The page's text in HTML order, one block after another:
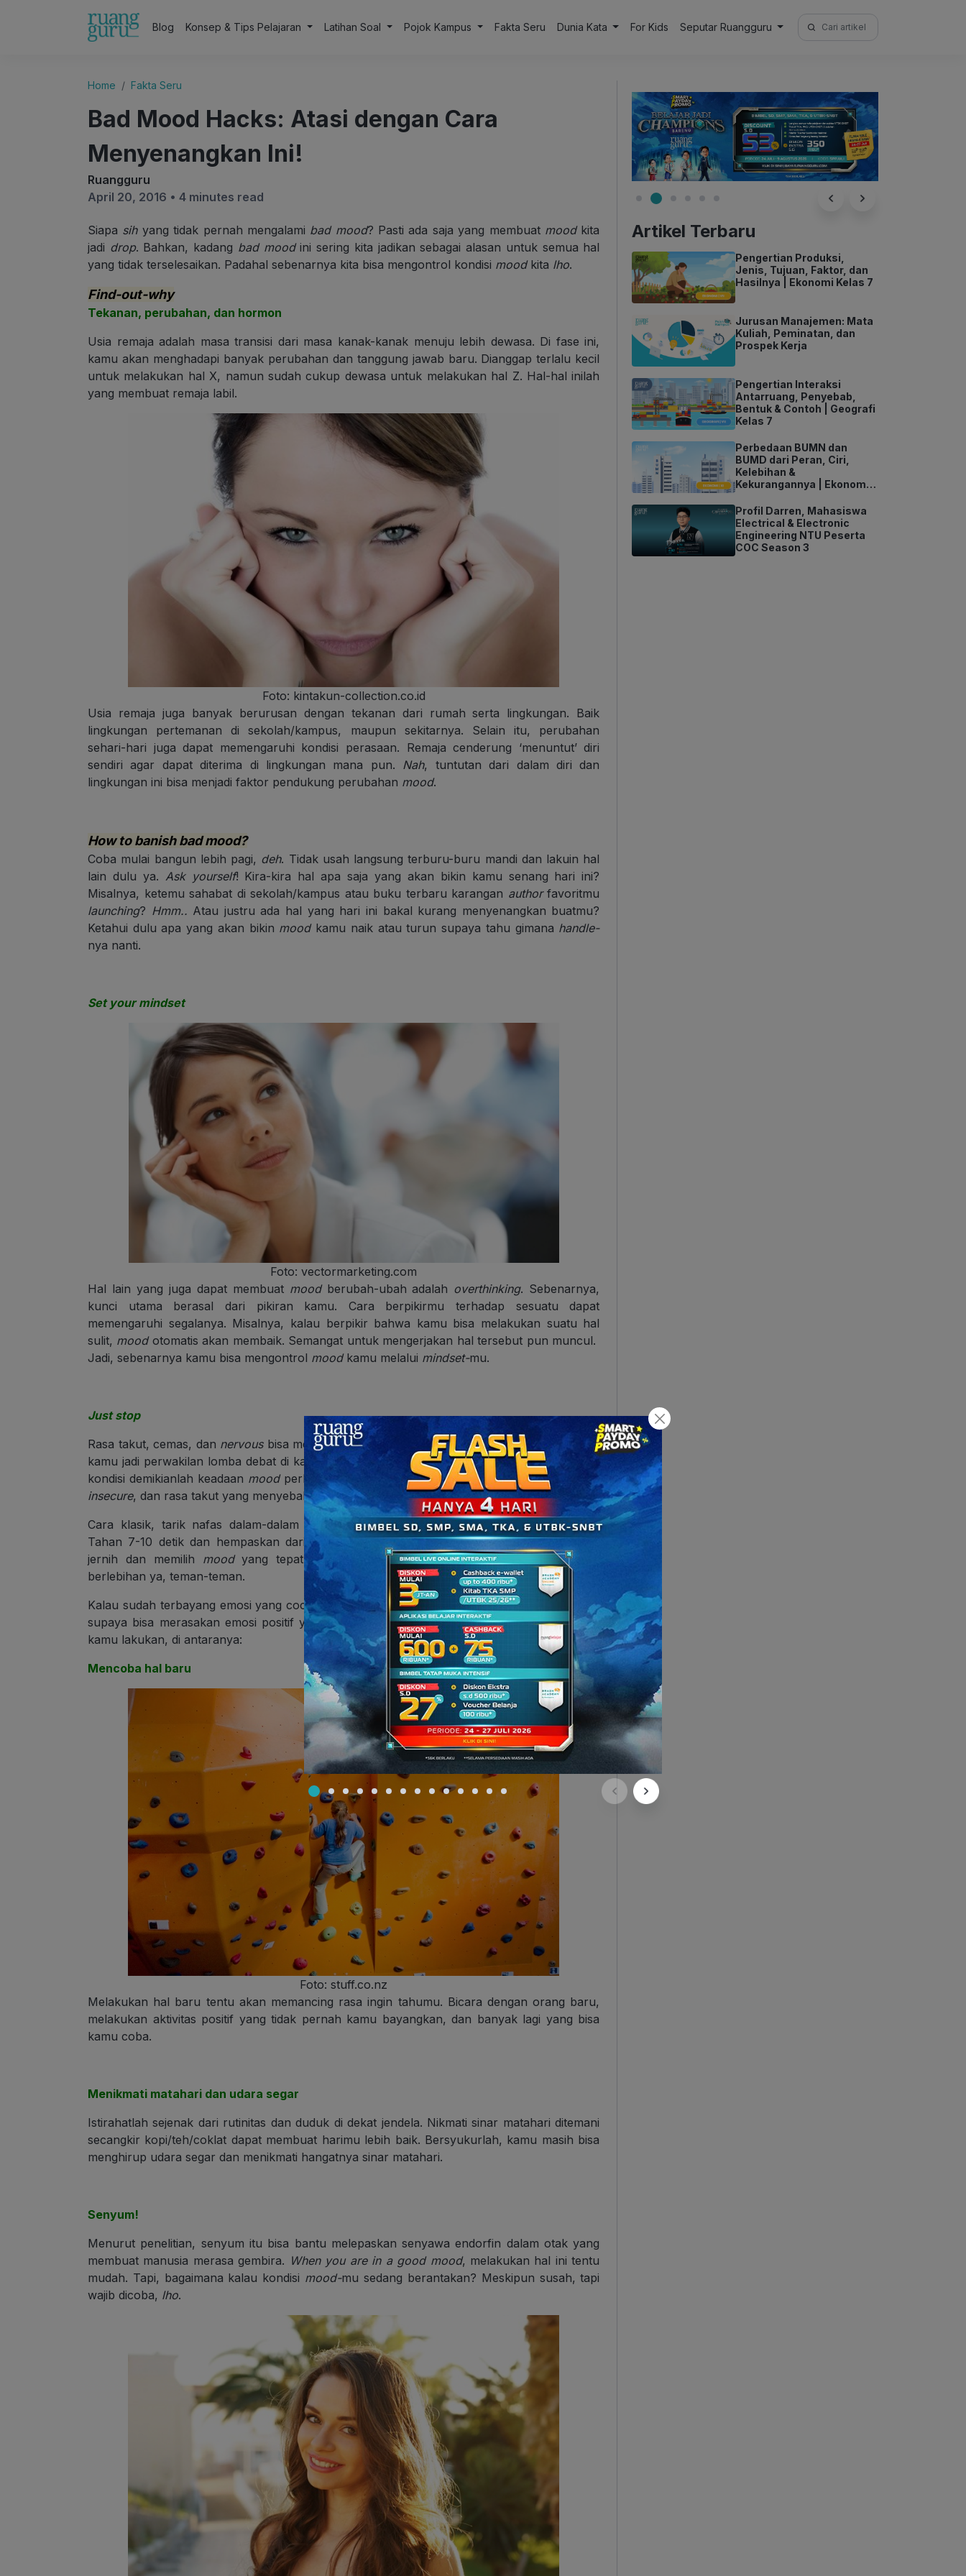
Blog Konsep & Tips Pelajaran Latihan Soal Pojok Kampus Fakta Seru Dunia Kata For Kids Seputar Ruangguru
Search
for:
Home Fakta Seru
Bad Mood Hacks: Atasi dengan Cara
Menyenangkan Ini!
Ruangguru
April 20, 2016 • 4 minutes read
Siapa sih yang tidak pernah mengalami bad mood? Pasti ada saja yang membuat moodkita
jadi drop. Bahkan, kadang bad moodini sering kita jadikan sebagai alasan untuk semua hal
yang tidak terselesaikan. Padahal sebenarnya kita bisa mengontrol kondisi moodkita lho.
Find-out-why
Tekanan, perubahan, dan hormon
Usia remaja adalah masa transisi dari masa kanak-kanak menuju lebih dewasa. Di fase ini,
kamu akan menghadapi banyak perubahan dan tanggung jawab baru. Dianggap terlalu kecil
untuk melakukan hal X, namun sudah cukup dewasa untuk melakukan hal Z. Hal-hal inilah
yang membuat remaja labil.
Foto: kintakun-collection.co.id
Usia remaja juga banyak berurusan dengan tekanan dari rumah serta lingkungan. Baik
lingkungan pertemanan di sekolah/kampus, maupun sekitarnya. Selain itu, perubahan
sehari-hari juga dapat memengaruhi kondisi perasaan. Remaja cenderung ‘menuntut’ diri
sendiri agar dapat diterima di lingkungan mana pun. Nah, tuntutan dari dalam diri dan
lingkungan ini bisa menjadi faktor pendukung perubahan mood.
How to banish bad mood?
Coba mulai bangun lebih pagi, deh. Tidak usah langsung terburu-buru mandi dan lakuin hal
lain dulu ya. Ask yourself! Kira-kira hal apa saja yang akan bikin kamu senang hari ini?
Misalnya, ketemu sahabat di sekolah/kampus atau buku terbaru karangan authorfavoritmu
launching? Hmm.. Atau justru ada hal yang hari ini bakal kurang menyenangkan buatmu?
Ketahui dulu apa yang akan bikin moodkamu naik atau turun supaya tahu gimana handle-
nya nanti.
Set your mindset
Foto: vectormarketing.com
Hal lain yang juga dapat membuat moodberubah-ubah adalah overthinking. Sebenarnya,
kunci utama berasal dari pikiran kamu. Cara berpikirmu terhadap sesuatu dapat
memengaruhi segalanya. Misalnya, kalau berpikir bahwa kamu bisa melakukan suatu hal
sulit, moodotomatis akan membaik. Semangat untuk mengerjakan hal tersebut pun muncul.
Jadi, sebenarnya kamu bisa mengontrol moodkamu melalui mindset-mu.
Just stop
Rasa takut, cemas, dan nervousbisa mengarah ke penurunan kondisimoodkamu. Misalnya,
kamu jadi perwakilan lomba debat di kampus atau mau menghadiri wawancara kerja.
Nah
, di
kondisi demikianlah keadaan moodperlu dikontrol. Coba hilangkan segala prasangka buruk,
insecure, dan rasa takut yang menyebabkan badan jadi shakingtidak karuan.
Cara klasik, tarik nafas dalam-dalam melalui hidung, biarkan perutmu terisi udara baru.
Tahan 7-10 detik dan hempaskan dari mulut. Berilah jeda untuk otak agar dapat berpikir
jernih dan memilih moodyang tepat untuk dikeluarkan saat itu. Jadi, kurangi berpikir
berlebihan ya, teman-teman.
Kalau sudah terbayang emosi yang cocok untuk meng- handle bad moodkamu, carilah cara
supaya bisa merasakan emosi positif yang menghasilkanmoodbaik. Banyak hal yang bisa
kamu lakukan, di antaranya:
Mencoba hal baru
Foto: stuff.co.nz
Melakukan hal baru tentu akan memancing rasa ingin tahumu. Bicara dengan orang baru,
melakukan aktivitas positif yang tidak pernah kamu bayangkan, dan banyak lagi yang bisa
kamu coba.
Menikmati matahari dan udara segar
Istirahatlah sejenak dari rutinitas dan duduk di dekat jendela. Nikmati sinar matahari ditemani
secangkir kopi/teh/coklat dapat membuat harimu lebih baik. Bersyukurlah, kamu masih bisa
menghirup udara segar dan menikmati hangatnya sinar matahari.
Senyum!
Menurut penelitian, senyum itu bisa bantu melepaskan senyawa endorfin dalam otak yang
membuat manusia merasa gembira. When you are in a good mood, melakukan hal ini tentu
mudah. Tapi, bagaimana kalau kondisi mood-mu sedang berantakan? Meskipun susah, tapi
wajib dicoba, lho.
Artikel Terbaru
Pengertian Produksi,
Jenis, Tujuan, Faktor, dan
Hasilnya | Ekonomi Kelas 7
Jurusan Manajemen: Mata
Kuliah, Peminatan, dan
Prospek Kerja
Pengertian Interaksi
Antarruang, Penyebab,
Bentuk & Contoh | Geografi
Kelas 7
Perbedaan BUMN dan
BUMD dari Peran, Ciri,
Kelebihan &
Kekurangannya | Ekonomi
Profil Darren, Mahasiswa
Electrical & Electronic
Engineering NTU Peserta
COC Season 3